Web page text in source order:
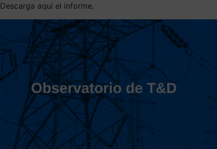
Descarga aquí el informe.